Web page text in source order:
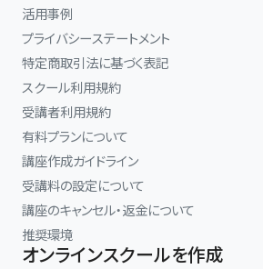
活用事例
プライバシーステートメント
特定商取引法に基づく表記
スクール利用規約
受講者利用規約
有料プランについて
講座作成ガイドライン
受講料の設定について
講座のキャンセル・返金について
推奨環境
オンラインスクールを作成